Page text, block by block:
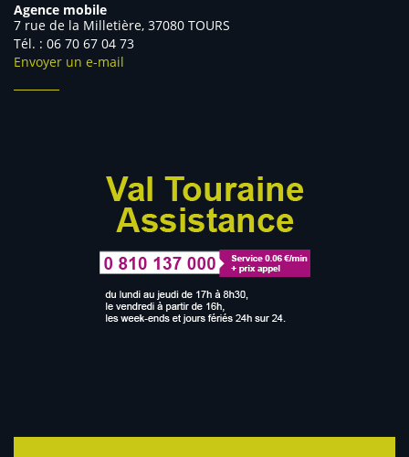
Agence mobile
7 rue de la Milletière, 37080 TOURS
Tél. : 06 70 67 04 73
Envoyer un e-mail